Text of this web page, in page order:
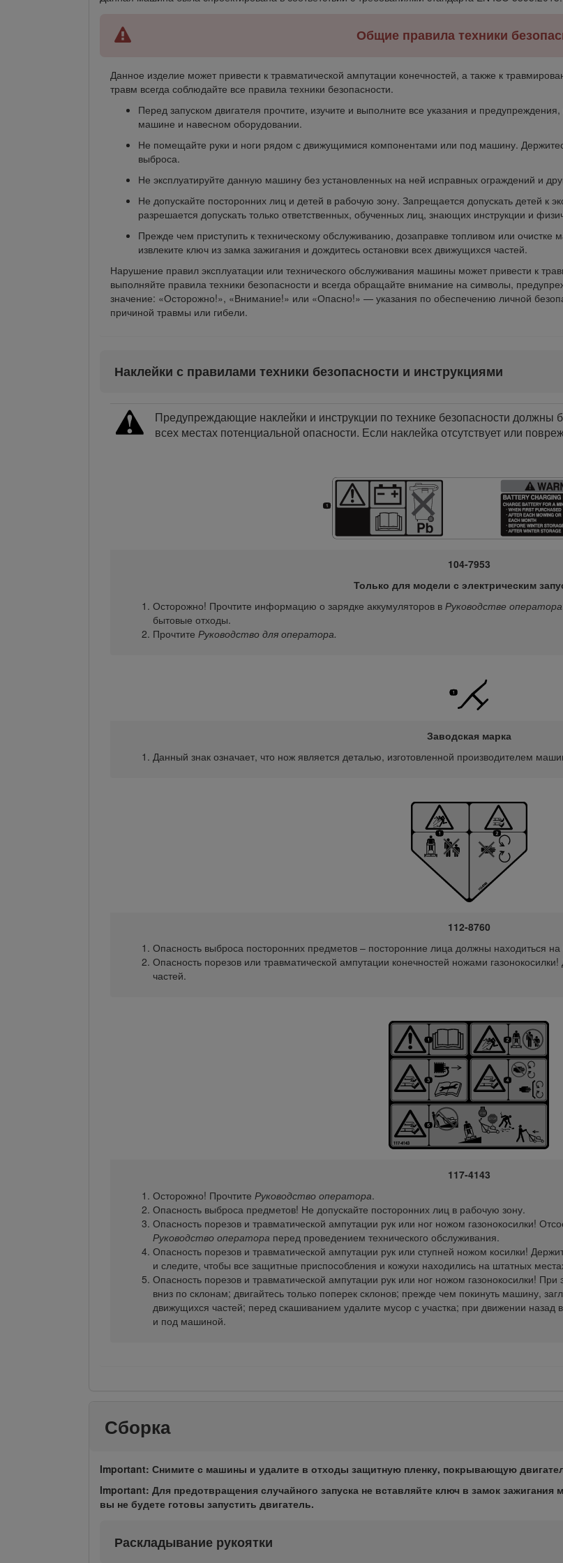
Общие правила техники
Данное изделие может привести к травматической ампутации конечностей, а также к
травм всегда соблюдайте все правила техники безопасности.
Перед запуском двигателя прочтите, изучите и выполните все указания и
машине и навесном оборудовании.
Не помещайте руки и ноги рядом с движущимися компонентами или под машину.
выброса.
Не эксплуатируйте данную машину без установленных на ней исправных ограждений и
Не допускайте посторонних лиц и детей в рабочую зону. Запрещается допускать детей
разрешается допускать только ответственных, обученных лиц, знающих инструкции и
Прежде чем приступить к техническому обслуживанию, дозаправке топливом или
извлеките ключ из замка зажигания и дождитесь остановки всех движущихся частей.
Нарушение правил эксплуатации или технического обслуживания машины может привести к
выполняйте правила техники безопасности и всегда обращайте внимание на символы,
значение: «Осторожно!», «Внимание!» или «Опасно!» — указания по обеспечению личной
причиной травмы или гибели.
Наклейки с правилами техники безопасности и инструкциями
Предупреждающие наклейки и инструкции по технике безопасности
всех местах потенциальной опасности. Если наклейка отсутствует или
104-7953
Только для модели с электрическим
Осторожно! Прочтите информацию о зарядке аккумуляторов в Руководстве оператора
бытовые отходы.
Прочтите Руководство для оператора.
Заводская марка
Данный знак означает, что нож является деталью, изготовленной производителем
112-8760
Опасность выброса посторонних предметов – посторонние лица должны находиться
Опасность порезов или травматической ампутации конечностей ножами
частей.
117-4143
Осторожно! Прочтите Руководство оператора.
Опасность выброса предметов! Не допускайте посторонних лиц в рабочую зону.
Опасность порезов и травматической ампутации рук или ног ножом газонокосилки!
Руководство оператора перед проведением технического обслуживания.
Опасность порезов и травматической ампутации рук или ступней ножом косилки!
и следите, чтобы все защитные приспособления и кожухи находились на штатных
Опасность порезов и травматической ампутации рук или ног ножом газонокосилки!
вниз по склонам; двигайтесь только поперек склонов; прежде чем покинуть машину,
движущихся частей; перед скашиванием удалите мусор с участка; при движении назад
и под машиной.
Сборка
Important: Снимите с машины и удалите в отходы защитную пленку, покрывающую
Important: Для предотвращения случайного запуска не вставляйте ключ в замок
вы не будете готовы запустить двигатель.
Раскладывание рукоятки